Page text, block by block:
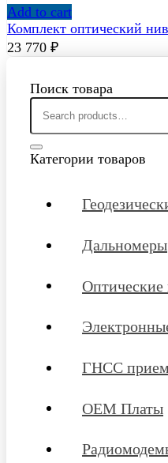
Add to cart
Комплект оптический
23 770 ₽
Поиск товара
Search
for:
Категории товаров
Дальномеры
ГНСС
OEM Платы